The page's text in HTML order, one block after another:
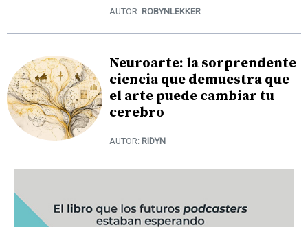
AUTOR: ROBYNLEKKER
Neuroarte: la sorprendente
ciencia que demuestra que
el arte puede cambiar tu
cerebro
AUTOR: RIDYN